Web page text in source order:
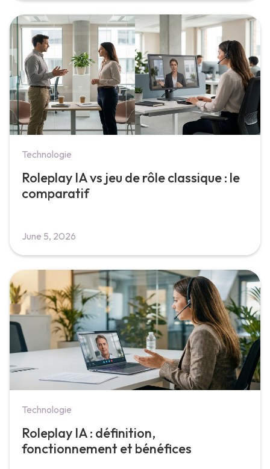
Technologie
Roleplay IA vs jeu de rôle classique : le
comparatif
June 5, 2026
Technologie
Roleplay IA : définition,
fonctionnement et bénéfices